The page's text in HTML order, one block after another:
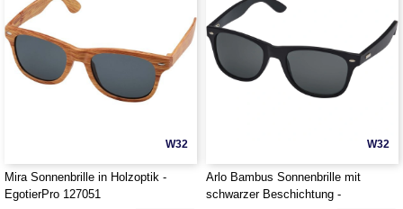
W32
Mira Sonnenbrille in Holzoptik -
EgotierPro 127051
W32
Arlo Bambus Sonnenbrille mit
schwarzer Beschichtung -